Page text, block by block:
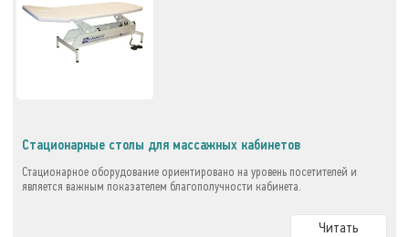
Стационарные столы для массажных кабинетов
Стационарное оборудование ориентировано на уровень посетителей и
является важным показателем благополучности кабинета.
Читать